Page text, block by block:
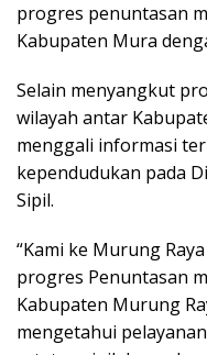
progres penuntasan
Kabupaten Mura
Selain menyangkut
wilayah antar
menggali informasi
kependudukan pada
Sipil.
“Kami ke Murung
progres Penuntasan
Kabupaten Murung
mengetahui